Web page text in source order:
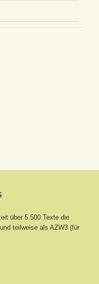
über 5.500 Texte die
teilweise als AZW3 (für